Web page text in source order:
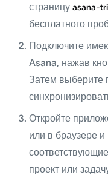
страницу asana-
бесплатного
Подключите
Asana, нажав
Затем выберите
Откройте
или в браузере
проект или